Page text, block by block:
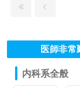
医師非常
内科系全般